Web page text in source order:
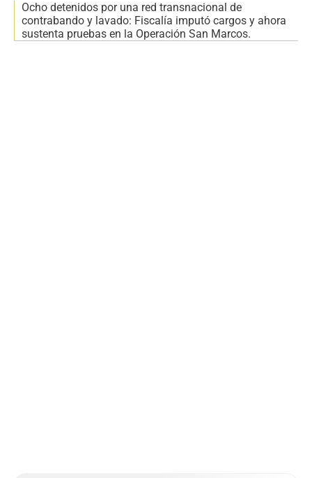
Ocho detenidos por una red transnacional de
contrabando y lavado: Fiscalía imputó cargos y ahora
sustenta pruebas en la Operación San Marcos.